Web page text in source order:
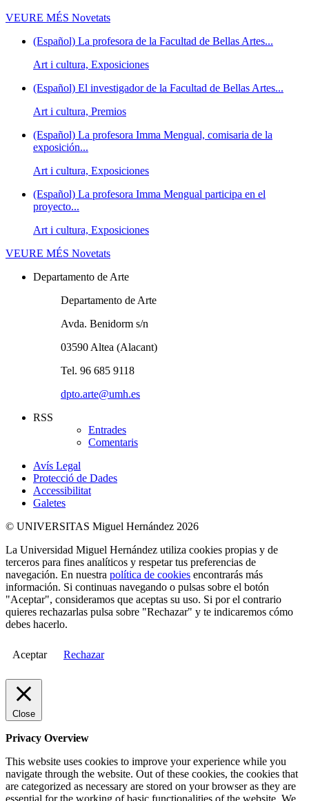
VEURE MÉS Novetats
(Español) La profesora de la Facultad de Bellas Artes...
Art i cultura, Exposiciones
(Español) El investigador de la Facultad de Bellas Artes...
Art i cultura, Premios
(Español) La profesora Imma Mengual, comisaria de la
exposición...
Art i cultura, Exposiciones
(Español) La profesora Imma Mengual participa en el
proyecto...
Art i cultura, Exposiciones
VEURE MÉS Novetats
Departamento de Arte
Departamento de Arte
Avda. Benidorm s/n
03590 Altea (Alacant)
Tel. 96 685 9118
dpto.arte@umh.es
RSS
Entrades
Comentaris
Avís Legal
Protecció de Dades
Accessibilitat
Galetes
© UNIVERSITAS Miguel Hernández 2026
La Universidad Miguel Hernández utiliza cookies propias y de
terceros para fines analíticos y respetar tus preferencias de
navegación. En nuestra política de cookies encontrarás más
información. Si continuas navegando o pulsas sobre el botón
"Aceptar", consideramos que aceptas su uso. Si por el contrario
quieres rechazarlas pulsa sobre "Rechazar" y te indicaremos cómo
debes hacerlo.
Aceptar Rechazar
Close
Privacy Overview
This website uses cookies to improve your experience while you
navigate through the website. Out of these cookies, the cookies that
are categorized as necessary are stored on your browser as they are